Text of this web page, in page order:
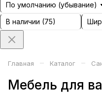
По умолчанию (убывание)
В наличии (75)
Главная – Каталог –
Мебель для